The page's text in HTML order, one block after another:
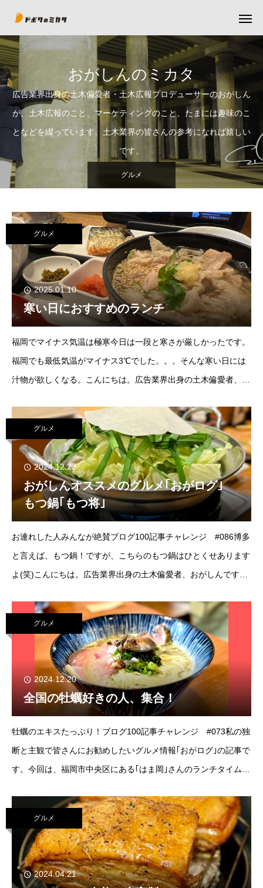
おがしんのミカタ
広告業界出身の土木偏愛者・土木広報プロデューサーのおがしん
が、土木広報のこと、マーケティングのこと、たまには趣味のこ
となどを綴っています。土木業界の皆さんの参考になれば嬉しい
です。
グルメ
グルメ
2025.01.10
寒い日におすすめのランチ
福岡でマイナス気温は極寒今日は一段と寒さが厳しかったです。
福岡でも最低気温がマイナス3℃でした。。。そんな寒い日には
汁物が欲しくなる。こんにちは。広告業界出身の土木偏愛者、お
リアです。博多駅はどちらかという
グルメ
2024.12.23
おがしんオススメのグルメ｢おがログ｣
もつ鍋｢もつ将｣
お連れした人みんなが絶賛ブログ100記事チャレンジ #086博多
と言えば、もつ鍋！ですが、こちらのもつ鍋はひとくせあります
よ(笑)こんにちは。広告業界出身の土木偏愛者、おがしんです。
す。かといって、地元民でも
グルメ
2024.12.20
全国の牡蠣好きの人、集合！
牡蠣のエキスたっぷり！ブログ100記事チャレンジ #073私の独
断と主観で皆さんにお勧めしたいグルメ情報｢おがログ｣の記事で
す。今回は、福岡市中央区にある｢はま岡｣さんのランチタイム限
がしんです。福岡は地元民
グルメ
2024.04.21